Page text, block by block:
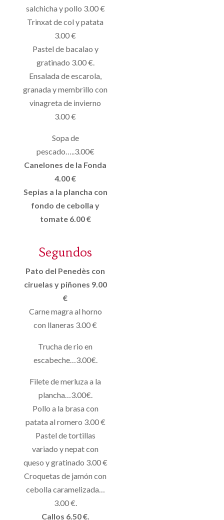
salchicha y pollo 3.00 €
Trinxat de col y patata
3.00 €
Pastel de bacalao y
gratinado 3.00 €.
Ensalada de escarola,
granada y membrillo con
vinagreta de invierno
3.00 €
Sopa de
pescado…..3.00€
Canelones de la Fonda
4.00 €
Sepias a la plancha con
fondo de cebolla y
tomate 6.00 €
Segundos
Pato del Penedès con
ciruelas y piñones 9.00
€
Carne magra al horno
con llaneras 3.00 €
Trucha de rio en
escabeche…3.00€.
Filete de merluza a la
plancha…3.00€.
Pollo a la brasa con
patata al romero 3.00 €
Pastel de tortillas
variado y nepat con
queso y gratinado 3.00 €
Croquetas de jamón con
cebolla caramelizada…
3.00 €.
Callos 6.50 €.